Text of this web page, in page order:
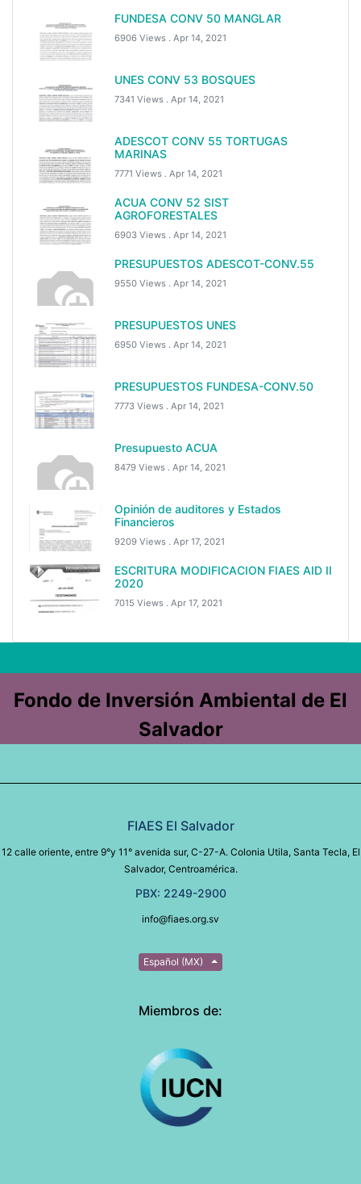
FUNDESA CONV 50 MANGLAR
6906 Views . Apr 14, 2021
UNES CONV 53 BOSQUES
7341 Views . Apr 14, 2021
ADESCOT CONV 55 TORTUGAS
MARINAS
7771 Views . Apr 14, 2021
ACUA CONV 52 SIST
AGROFORESTALES
6903 Views . Apr 14, 2021
PRESUPUESTOS ADESCOT-CONV.55
9550 Views . Apr 14, 2021
PRESUPUESTOS UNES
6950 Views . Apr 14, 2021
PRESUPUESTOS FUNDESA-CONV.50
7773 Views . Apr 14, 2021
Presupuesto ACUA
8479 Views . Apr 14, 2021
Opinión de auditores y Estados
Financieros
9209 Views . Apr 17, 2021
ESCRITURA MODIFICACION FIAES AID II
2020
7015 Views . Apr 17, 2021
Fondo de Inversión Ambiental de El
Salvador
FIAES El Salvador
12 calle oriente, entre 9°y 11° avenida sur, C-27-A. Colonia Utila, Santa Tecla, El
Salvador, Centroamérica.
PBX: 2249-2900
info@fiaes.org.sv
Español (MX)
Miembros de: